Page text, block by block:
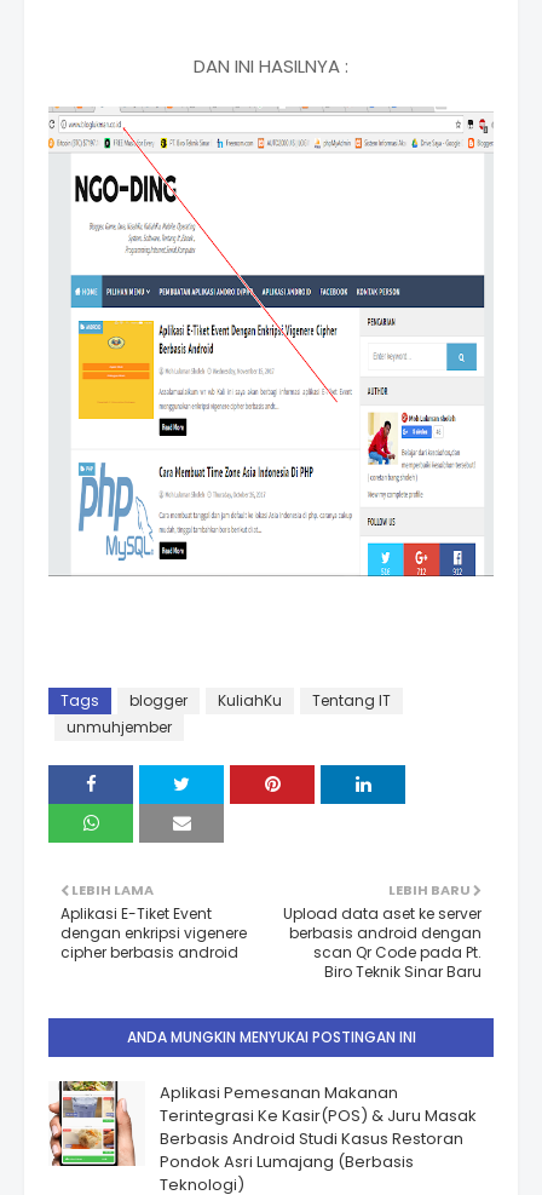
DAN INI HASILNYA :
Tags blogger KuliahKu
Tentang IT
unmuhjember
LEBIH BARU
Upload data aset ke server
berbasis android dengan
scan Qr Code pada Pt.
Biro Teknik Sinar Baru
LEBIH LAMA
Aplikasi E-Tiket Event
dengan enkripsi vigenere
cipher berbasis android
ANDA MUNGKIN MENYUKAI POSTINGAN INI
Aplikasi Pemesanan Makanan
Terintegrasi Ke Kasir(POS) & Juru Masak
Berbasis Android Studi Kasus Restoran
Pondok Asri Lumajang (Berbasis
Teknologi)